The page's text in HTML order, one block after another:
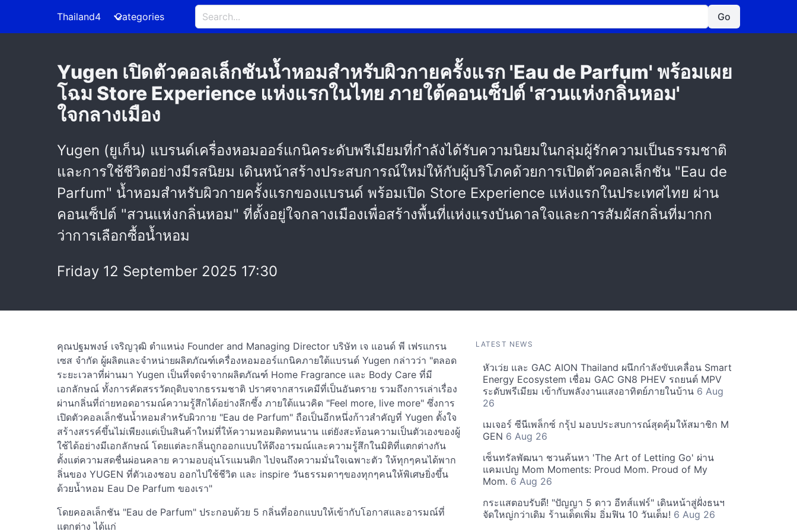
Thailand4 Categories Go
Yugen เปิดตัวคอลเล็กชันน้ำหอมสำหรับผิวกายครั้งแรก 'Eau de Parfum' พร้อมเผย
โฉม Store Experience แห่งแรกในไทย ภายใต้คอนเซ็ปต์ 'สวนแห่งกลิ่นหอม'
ใจกลางเมือง
Yugen (ยูเก็น) แบรนด์เครื่องหอมออร์แกนิคระดับพรีเมียมที่กำลังได้รับความนิยมในกลุ่มผู้รักความเป็นธรรมชาติ
และการใช้ชีวิตอย่างมีรสนิยม เดินหน้าสร้างประสบการณ์ใหม่ให้กับผู้บริโภคด้วยการเปิดตัวคอลเล็กชัน "Eau de
Parfum" น้ำหอมสำหรับผิวกายครั้งแรกของแบรนด์ พร้อมเปิด Store Experience แห่งแรกในประเทศไทย ผ่าน
คอนเซ็ปต์ "สวนแห่งกลิ่นหอม" ที่ตั้งอยู่ใจกลางเมืองเพื่อสร้างพื้นที่แห่งแรงบันดาลใจและการสัมผัสกลิ่นที่มากก
ว่าการเลือกซื้อน้ำหอม
Friday 12 September 2025 17:30
คุณปฐมพงษ์ เจริญวุฒิ ตำแหน่ง Founder and Managing Director บริษัท เจ แอนด์ พี เฟรแกรน
เซส จำกัด ผู้ผลิตและจำหน่ายผลิตภัณฑ์เครื่องหอมออร์แกนิคภายใต้แบรนด์ Yugen กล่าวว่า "ตลอด
ระยะเวลาที่ผ่านมา Yugen เป็นที่จดจำจากผลิตภัณฑ์ Home Fragrance และ Body Care ที่มี
เอกลักษณ์ ทั้งการคัดสรรวัตถุดิบจากธรรมชาติ ปราศจากสารเคมีที่เป็นอันตราย รวมถึงการเล่าเรื่อง
ผ่านกลิ่นที่ถ่ายทอดอารมณ์ความรู้สึกได้อย่างลึกซึ้ง ภายใต้แนวคิด "Feel more, live more" ซึ่งการ
เปิดตัวคอลเล็กชันน้ำหอมสำหรับผิวกาย "Eau de Parfum" ถือเป็นอีกหนึ่งก้าวสำคัญที่ Yugen ตั้งใจ
สร้างสรรค์ขึ้นไม่เพียงแต่เป็นสินค้าใหม่ที่ให้ความหอมติดทนนาน แต่ยังสะท้อนความเป็นตัวเองของผู้
ใช้ได้อย่างมีเอกลักษณ์ โดยแต่ละกลิ่นถูกออกแบบให้ดึงอารมณ์และความรู้สึกในมิติที่แตกต่างกัน
ตั้งแต่ความสดชื่นผ่อนคลาย ความอบอุ่นโรแมนติก ไปจนถึงความมั่นใจเฉพาะตัว ให้ทุกๆคนได้พาก
ลิ่นของ YUGEN ที่ตัวเองชอบ ออกไปใช้ชีวิต และ inspire วันธรรมดาๆของทุกๆคนให้พิเศษยิ่งขึ้น
ด้วยน้ำหอม Eau De Parfum ของเรา"
โดยคอลเล็กชัน "Eau de Parfum" ประกอบด้วย 5 กลิ่นที่ออกแบบให้เข้ากับโอกาสและอารมณ์ที่
แตกต่าง ได้แก่
LATEST NEWS
หัวเว่ย และ GAC AION Thailand ผนึกกำลังขับเคลื่อน Smart
Energy Ecosystem เชื่อม GAC GN8 PHEV รถยนต์ MPV
ระดับพรีเมียม เข้ากับพลังงานแสงอาทิตย์ภายในบ้าน 6 Aug
26
เมเจอร์ ซีนีเพล็กซ์ กรุ้ป มอบประสบการณ์สุดคุ้มให้สมาชิก M
GEN 6 Aug 26
เซ็นทรัลพัฒนา ชวนค้นหา 'The Art of Letting Go' ผ่าน
แคมเปญ Mom Moments: Proud Mom. Proud of My
Mom. 6 Aug 26
กระแสตอบรับดี! "ปัญญา 5 ดาว อีทส์แฟร์" เดินหน้าสู่ฝั่งธนฯ
จัดใหญ่กว่าเดิม ร้านเด็ดเพิ่ม อิ่มฟิน 10 วันเต็ม! 6 Aug 26